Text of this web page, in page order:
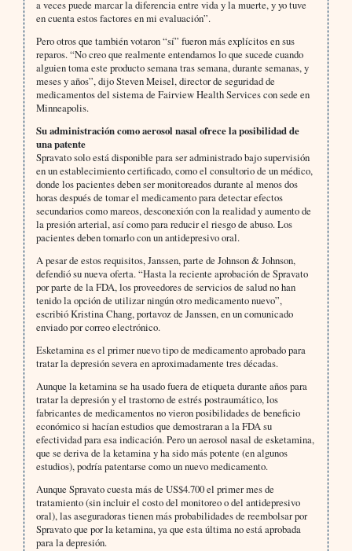
a veces puede marcar la diferencia entre vida y la muerte, y yo tuve
en cuenta estos factores en mi evaluación”.
Pero otros que también votaron “sí” fueron más explícitos en sus
reparos. “No creo que realmente entendamos lo que sucede cuando
alguien toma este producto semana tras semana, durante semanas, y
meses y años”, dijo Steven Meisel, director de seguridad de
medicamentos del sistema de Fairview Health Services con sede en
Minneapolis.
Su administración como aerosol nasal ofrece la posibilidad de
una patente
Spravato solo está disponible para ser administrado bajo supervisión
en un establecimiento certificado, como el consultorio de un médico,
donde los pacientes deben ser monitoreados durante al menos dos
horas después de tomar el medicamento para detectar efectos
secundarios como mareos, desconexión con la realidad y aumento de
la presión arterial, así como para reducir el riesgo de abuso. Los
pacientes deben tomarlo con un antidepresivo oral.
A pesar de estos requisitos, Janssen, parte de Johnson & Johnson,
defendió su nueva oferta. “Hasta la reciente aprobación de Spravato
por parte de la FDA, los proveedores de servicios de salud no han
tenido la opción de utilizar ningún otro medicamento nuevo”,
escribió Kristina Chang, portavoz de Janssen, en un comunicado
enviado por correo electrónico.
Esketamina es el primer nuevo tipo de medicamento aprobado para
tratar la depresión severa en aproximadamente tres décadas.
Aunque la ketamina se ha usado fuera de etiqueta durante años para
tratar la depresión y el trastorno de estrés postraumático, los
fabricantes de medicamentos no vieron posibilidades de beneficio
económico si hacían estudios que demostraran a la FDA su
efectividad para esa indicación. Pero un aerosol nasal de esketamina,
que se deriva de la ketamina y ha sido más potente (en algunos
estudios), podría patentarse como un nuevo medicamento.
Aunque Spravato cuesta más de US$4.700 el primer mes de
tratamiento (sin incluir el costo del monitoreo o del antidepresivo
oral), las aseguradoras tienen más probabilidades de reembolsar por
Spravato que por la ketamina, ya que esta última no está aprobada
para la depresión.